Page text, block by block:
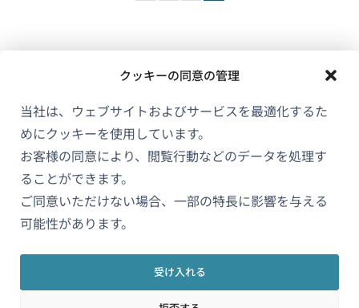
クッキーの同意の管理
当社は、ウェブサイトおよびサービスを最適化するた
めにクッキーを使用しています。
お客様の同意により、閲覧行動などのデータを処理す
ることができます。
ご同意いただけない場合、一部の特長に影響を与える
可能性があります。
受け入れる
WPMLについて
GDPRおよびプライバシーポリシー
ウ
（新
し
い
（新
し
い
（新
い